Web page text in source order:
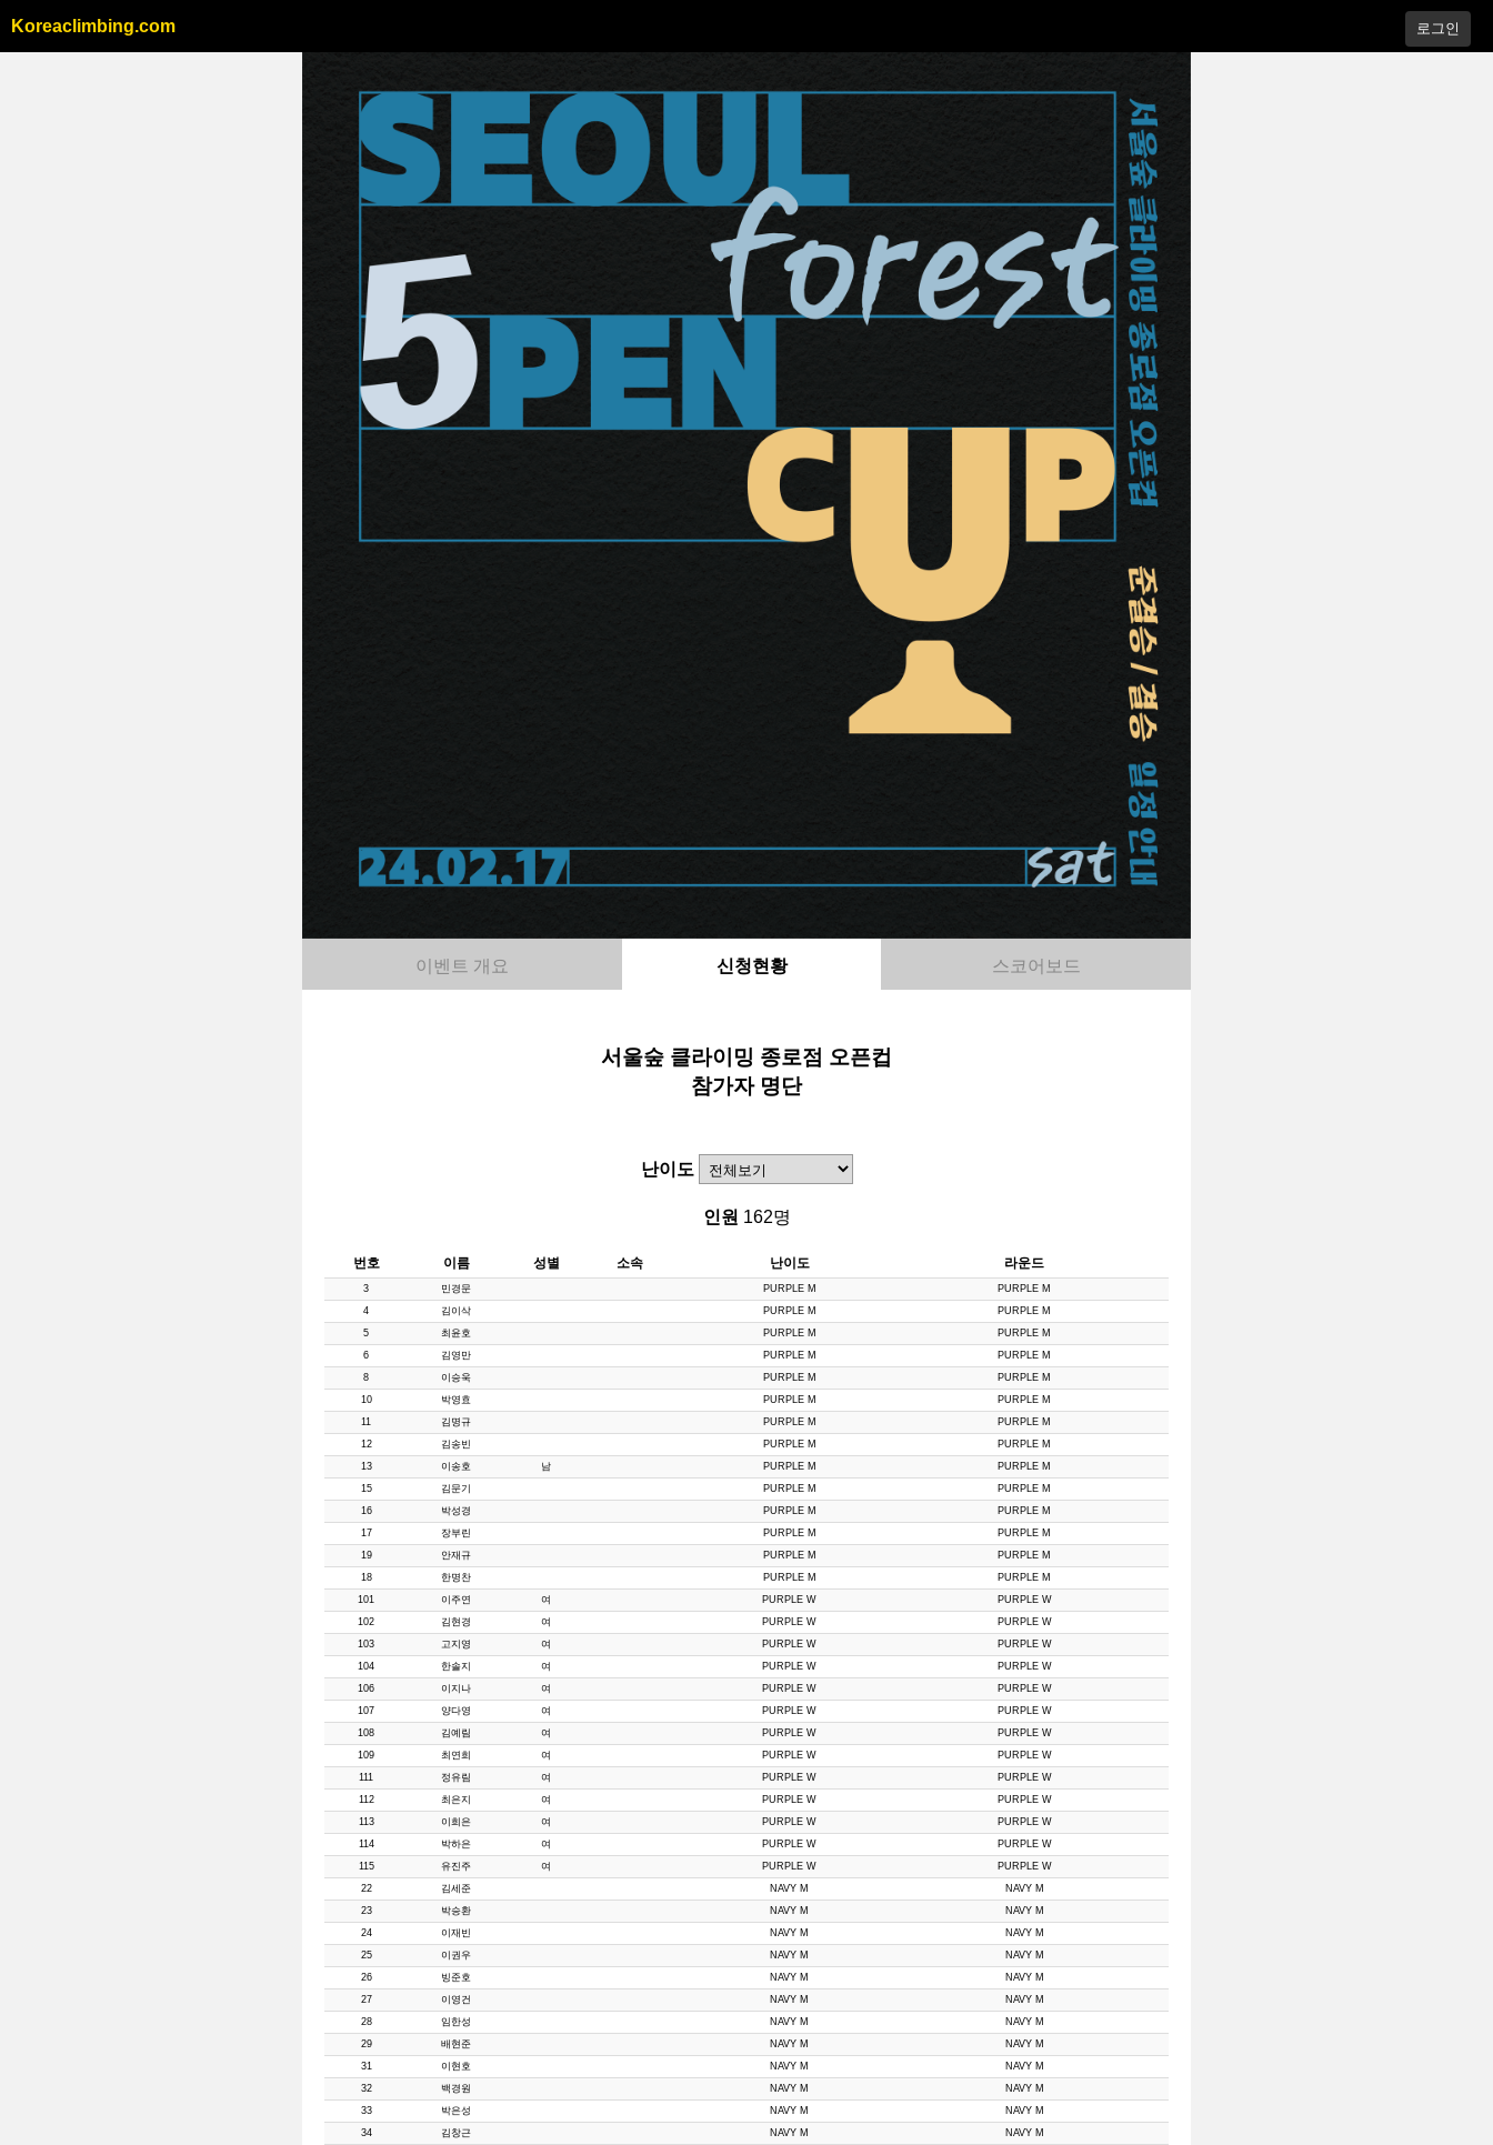
Koreaclimbing.com
이벤트 개요 신청현황 스코어보드
서울숲 클라이밍 종로점 오픈컵
참가자 명단
난이도
인원 162명
번호 이름 성별 소속 난이도 라운드
3 민경문 PURPLE M
PURPLE M
4
김이삭 PURPLE M
PURPLE M
5
최윤호 PURPLE M
PURPLE M
6
김영만 PURPLE M
PURPLE M
8
이승욱 PURPLE M
PURPLE M
10
박영효 PURPLE M
PURPLE M
11
김명규 PURPLE M
PURPLE M
12
김송빈 PURPLE M
PURPLE M
13
이송호 남 PURPLE M
PURPLE M
15
김문기 PURPLE M
PURPLE M
16
박성경 PURPLE M
PURPLE M
17
장부린 PURPLE M
PURPLE M
19
안재규 PURPLE M
PURPLE M
18
한명찬 PURPLE M
PURPLE M
101
이주연 여 PURPLE W
PURPLE W
102
김현경 여 PURPLE W
PURPLE W
103
고지영 여 PURPLE W
PURPLE W
104
한솔지 여 PURPLE W
PURPLE W
106
이지나 여 PURPLE W
PURPLE W
107
양다영 여 PURPLE W
PURPLE W
108
김예림 여 PURPLE W
PURPLE W
109
최연희 여 PURPLE W
PURPLE W
111
정유림 여 PURPLE W
PURPLE W
112
최은지 여 PURPLE W
PURPLE W
113
이희은 여 PURPLE W
PURPLE W
114
박하은 여 PURPLE W
PURPLE W
115
유진주 여 PURPLE W
PURPLE W
22
김세준 NAVY M
NAVY M
23
박승환 NAVY M
NAVY M
24
이재빈 NAVY M
NAVY M
25
이권우 NAVY M
NAVY M
26
빙준호 NAVY M
NAVY M
27
이영건 NAVY M
NAVY M
28
임한성 NAVY M
NAVY M
29
배현준 NAVY M
NAVY M
31
이현호 NAVY M
NAVY M
32
백경원 NAVY M
NAVY M
33
박은성 NAVY M
NAVY M
34
김창근 NAVY M
NAVY M